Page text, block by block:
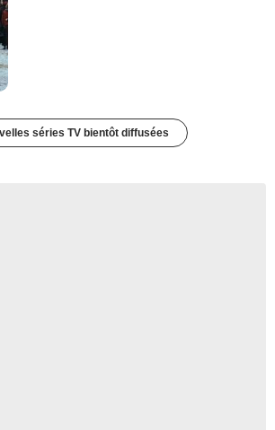
séries TV bientôt diffusées